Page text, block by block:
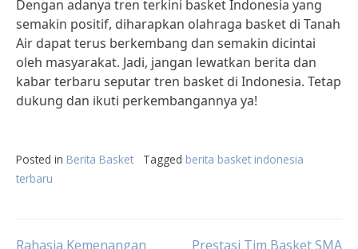
Dengan adanya tren terkini basket Indonesia yang
semakin positif, diharapkan olahraga basket di Tanah
Air dapat terus berkembang dan semakin dicintai
oleh masyarakat. Jadi, jangan lewatkan berita dan
kabar terbaru seputar tren basket di Indonesia. Tetap
dukung dan ikuti perkembangannya ya!
Posted in Berita Basket Tagged berita basket indonesia
terbaru
Rahasia Kemenangan
Prestasi Tim Basket SMA